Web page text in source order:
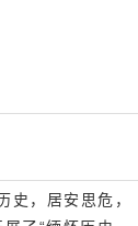
史，居安思危，